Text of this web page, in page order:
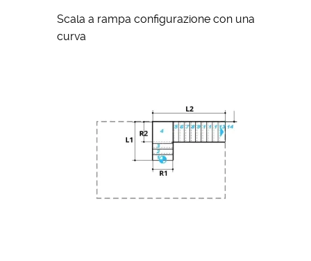
Scala a rampa configurazione con una
curva